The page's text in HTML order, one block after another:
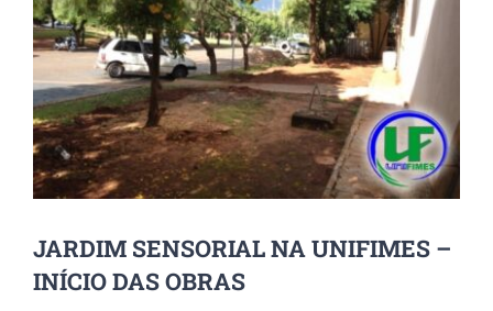
JARDIM SENSORIAL NA UNIFIMES –
INÍCIO DAS OBRAS